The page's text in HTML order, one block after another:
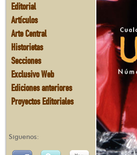
Editorial
Artículos
Arte Central
Historietas
Secciones
Exclusivo Web
Ediciones anteriores
Proyectos Editoriales
Síguenos: